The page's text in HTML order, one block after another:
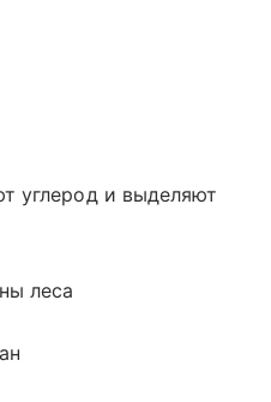
углерод и выделяют
леса